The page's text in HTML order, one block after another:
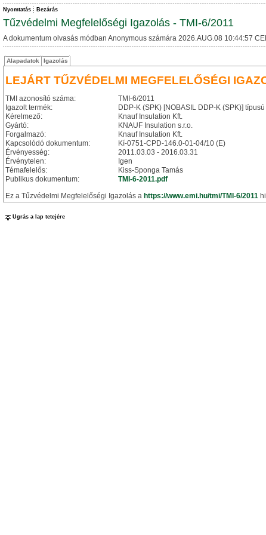
Nyomtatás Bezárás
Tűzvédelmi Megfelelőségi Igazolás - TMI-6/2011
A dokumentum olvasás módban Anonymous számára 2026.AUG.08 10:44:57
Alapadatok Igazolás
LEJÁRT TŰZVÉDELMI MEGFELELŐSÉGI
TMI azonosító száma:
TMI-6/2011
Igazolt termék:
DDP-K (SPK) [NOBASIL DDP-K (SPK)]
Kérelmező:
Knauf Insulation Kft.
Gyártó:
KNAUF Insulation s.r.o.
Forgalmazó:
Knauf Insulation Kft.
Kapcsolódó dokumentum:
Kí-0751-CPD-146.0-01-04/10 (E)
Érvényesség:
2011.03.03 - 2016.03.31
Érvénytelen:
Igen
Témafelelős:
Kiss-Sponga Tamás
Publikus dokumentum:
TMI-6-2011.pdf
Ez a Tűzvédelmi Megfelelőségi Igazolás a https://www.emi.hu/tmi/TMI-6/2011
Ugrás a lap tetejére